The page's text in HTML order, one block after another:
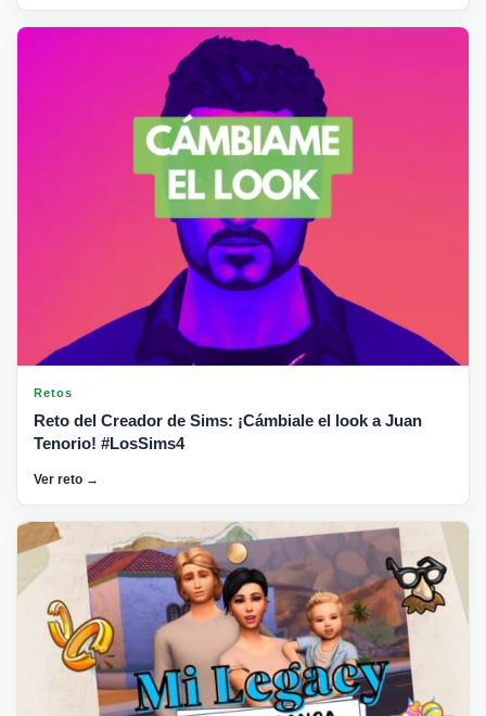
Retos
Reto del Creador de Sims: ¡Cámbiale el look a Juan
Tenorio! #LosSims4
Ver reto →